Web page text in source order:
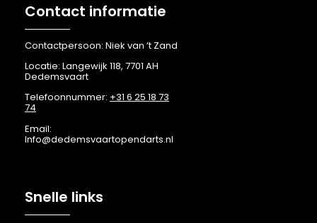
Contact informatie
Contactpersoon: Niek van ’t Zand
Locatie: Langewijk 118, 7701 AH
Dedemsvaart
Telefoonnummer: +31 6 25 18 73
74
Email:
Info@dedemsvaartopendarts.nl
Snelle links